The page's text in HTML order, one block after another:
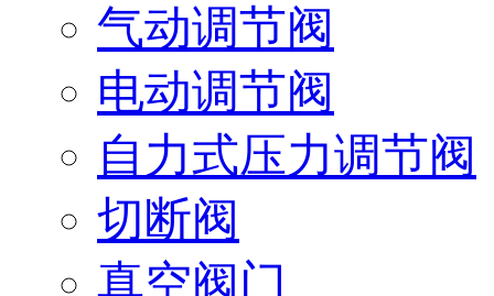
气动调节阀
电动调节阀
自力式压力调节阀
切断阀
真空阀门